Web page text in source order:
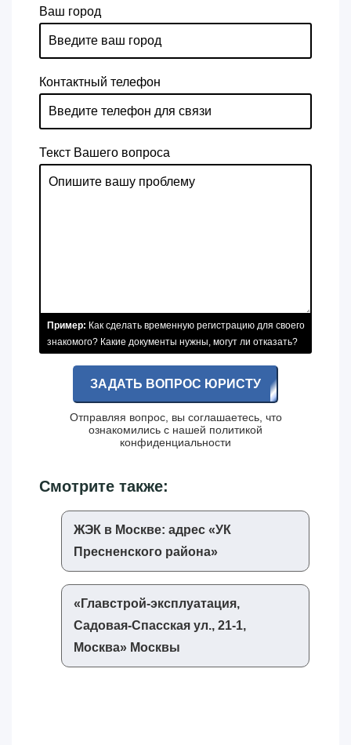
Ваш город
Контактный телефон
Текст Вашего вопроса
Пример: Как сделать временную регистрацию для своего
знакомого? Какие документы нужны, могут ли отказать?
ЗАДАТЬ ВОПРОС ЮРИСТУ
Отправляя вопрос, вы соглашаетесь, что
ознакомились с нашей политикой
конфиденциальности
Смотрите также:
ЖЭК в Москве: адрес «‎УК
Пресненского района»‎
«‎Главстрой-эксплуатация,
Садовая-Спасская ул., 21-1,
Москва»‎ Москвы